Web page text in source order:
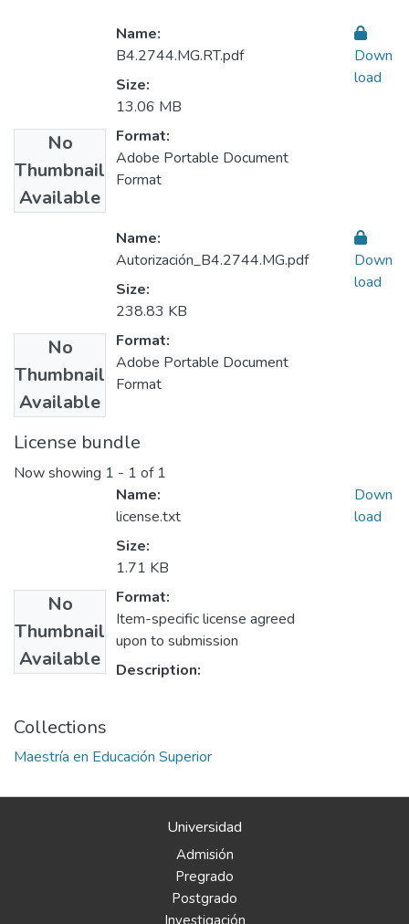
No
Thumbnail
Available
Name:
B4.2744.MG.RT.pdf
Size:
13.06 MB
Format:
Adobe Portable Document
Format
Down
load
No
Thumbnail
Available
Name:
Autorización_B4.2744.MG.pdf
Size:
238.83 KB
Format:
Adobe Portable Document
Format
Down
load
License bundle
Now showing 1 - 1 of 1
No
Thumbnail
Available
Name:
license.txt
Size:
1.71 KB
Format:
Item-specific license agreed
upon to submission
Description:
Down
load
Collections
Maestría en Educación Superior
Universidad
Admisión
Pregrado
Postgrado